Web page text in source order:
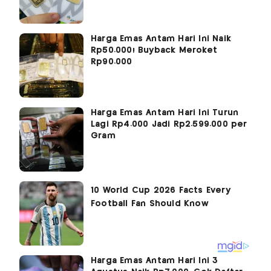
Harga Emas Antam Hari Ini Naik
Rp50.000! Buyback Meroket
Rp90.000
Harga Emas Antam Hari Ini Turun
Lagi Rp4.000 Jadi Rp2.599.000 per
Gram
Harga Emas Antam Hari Ini 3